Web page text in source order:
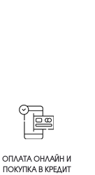
ОПЛАТА ОНЛАЙН И
ПОКУПКА В КРЕДИТ